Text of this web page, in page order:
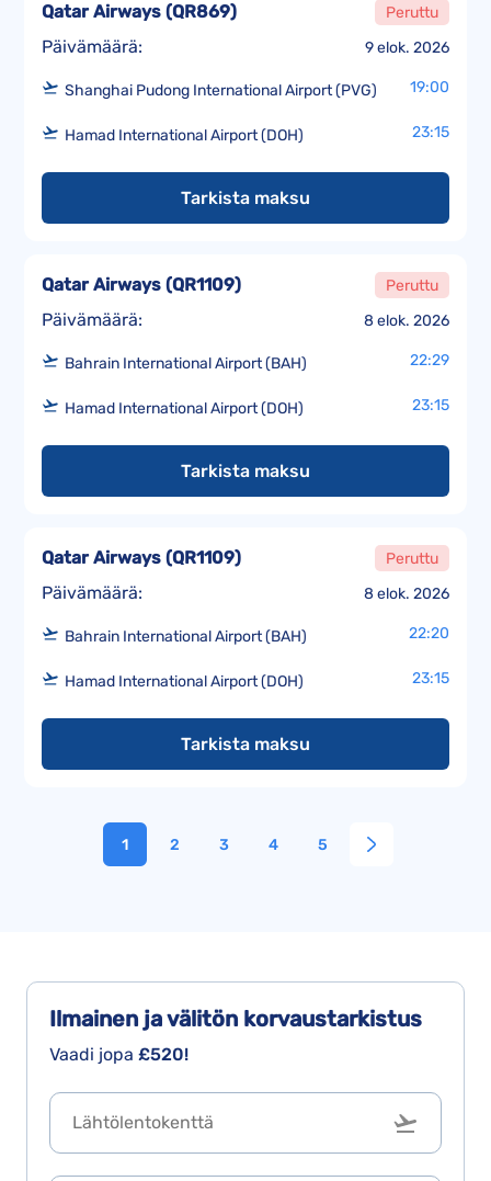
Päivämäärä: 9 elok. 2026
Qatar Airways (QR869) Peruttu
Shanghai Pudong International Airport (PVG) 19:00
Hamad International Airport (DOH) 23:15
Tarkista maksu
Päivämäärä: 8 elok. 2026
Qatar Airways (QR1109) Peruttu
Bahrain International Airport (BAH) 22:29
Hamad International Airport (DOH) 23:15
Tarkista maksu
Päivämäärä: 8 elok. 2026
Qatar Airways (QR1109) Peruttu
Bahrain International Airport (BAH) 22:20
Hamad International Airport (DOH) 23:15
Tarkista maksu
1 2 3 4 5
Ilmainen ja välitön korvaustarkistus
Vaadi jopa £520!